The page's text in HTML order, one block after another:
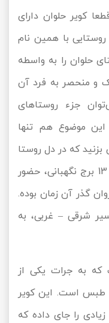
کویر حلوان دارای
با همین نام
حلوان را به واسطه
و منحصر به فرد آن
جزء روستاهای
این موضوع هم تنها
که در دل روستا
قرار گرفته. دلیل وجود این قلعه با 13 برج نگهبانی، حضور
گذر آن زمان بوده.
شرقی – غربی، به
که به جرات یکی از
طبس است. این کویر
را جای داده که